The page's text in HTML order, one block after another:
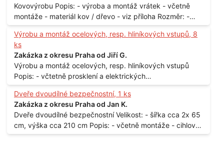
Kovovýrobu Popis: - výroba a montáž vrátek - včetně
montáže - materiál kov / dřevo - viz příloha Rozměr: -
150 x 122 cm Lokalita: - Senohraby Nabídky na e-mail.
Výrobu a montáž ocelových, resp. hliníkových vstupů, 8
ks
Zakázka z okresu Praha od Jiří G.
Výrobu a montáž ocelových, resp. hliníkových vstupů
Popis: - včtetně prosklení a elektrických
samozamýkacích zámků pro panelový dům - jedná se o
vchodové dveře umístěné v zarámovaném a proskleném
portálu - předmětem dodávky bude i demontáž
stávajících a už nevyhovujících prosklených,
umělohmotných vstupů Množství: - 8 ks Lokalita: - 7, 9,
Dveře dvoudílné bezpečnostní, 1 ks
Zakázka z okresu Praha od Jan K.
Dveře dvoudílné bezpečnostní Velikost: - šířka cca 2x 65
cm, výška cca 210 cm Popis: - včetně montáže - cihlový
dům, 2. patro - vchod z chodby - rozměry bez zárubní